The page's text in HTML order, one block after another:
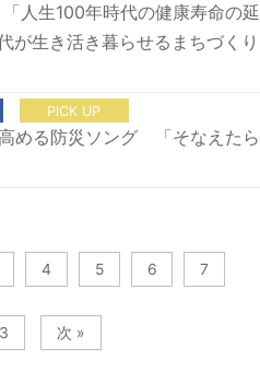
人生100年時代の健康寿命の延
が生き活き暮らせるまちづくり
PICK UP
める防災ソング 「そなえたら
4 5 6 7
次 »